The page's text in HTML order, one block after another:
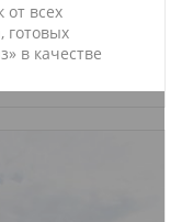
всех
готовых
в качестве